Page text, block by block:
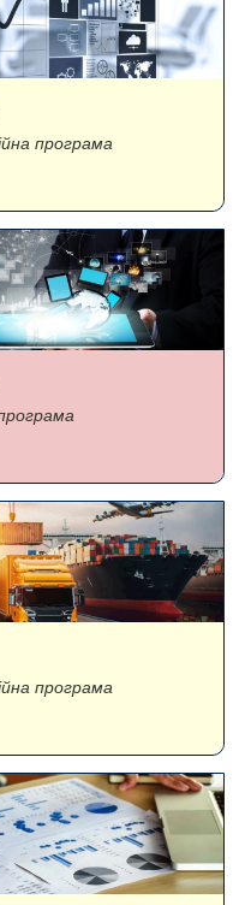
програма
програма